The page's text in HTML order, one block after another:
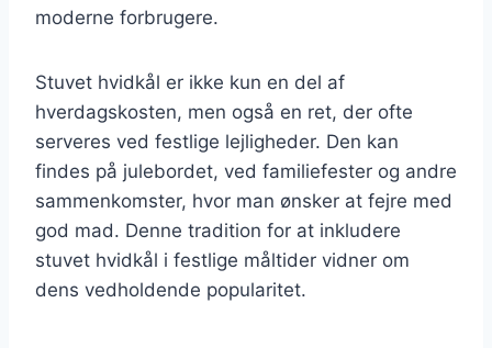
moderne forbrugere.
Stuvet hvidkål er ikke kun en del af
hverdagskosten, men også en ret, der ofte
serveres ved festlige lejligheder. Den kan
findes på julebordet, ved familiefester og andre
sammenkomster, hvor man ønsker at fejre med
god mad. Denne tradition for at inkludere
stuvet hvidkål i festlige måltider vidner om
dens vedholdende popularitet.